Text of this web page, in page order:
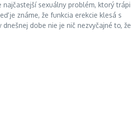
najčastejší sexuálny problém, ktorý trápi
je známe, že funkcia erekcie klesá s
dnešnej dobe nie je nič nezvyčajné to, že